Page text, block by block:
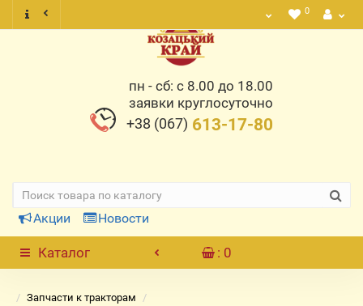
0
пн - сб: с 8.00 до 18.00
заявки круглосуточно
+38 (067) 613-17-80
Акции Новости
Каталог : 0
Запчасти к тракторам